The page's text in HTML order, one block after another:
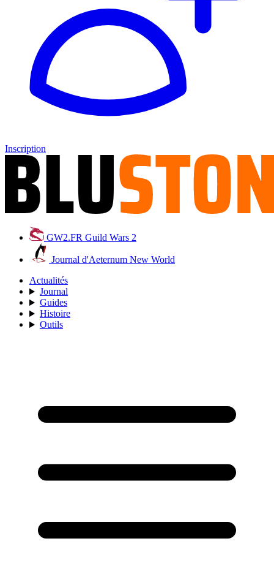
Inscription
GW2.FR Guild Wars 2
Journal d'Aeternum New World
Actualités
Journal
Guides
Histoire
Outils